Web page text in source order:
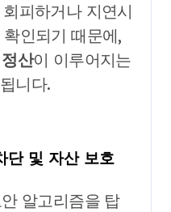
피하거나 지연시
인되기 때문에,
산이 이루어지는
니다.
단 및 자산 보호
알고리즘을 탑